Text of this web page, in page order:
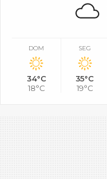
DOM
34°C
18°C
SEG
35°C
19°C